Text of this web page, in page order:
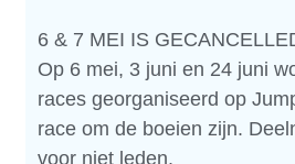
6 & 7 MEI IS
Op 6 mei, 3 juni en 24 juni
races georganiseerd op
race om de boeien zijn.
voor niet leden.